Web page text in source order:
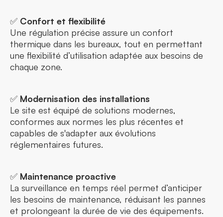
✅ Confort et flexibilité
Une régulation précise assure un confort
thermique dans les bureaux, tout en permettant
une flexibilité d’utilisation adaptée aux besoins de
chaque zone.
✅ Modernisation des installations
Le site est équipé de solutions modernes,
conformes aux normes les plus récentes et
capables de s'adapter aux évolutions
réglementaires futures.
✅ Maintenance proactive
La surveillance en temps réel permet d’anticiper
les besoins de maintenance, réduisant les pannes
et prolongeant la durée de vie des équipements.